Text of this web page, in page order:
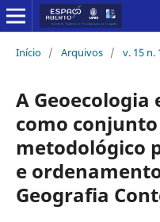
Início / Arquivos / v. 15 n.
A Geoecologia
como
metodológico
e
Geografia